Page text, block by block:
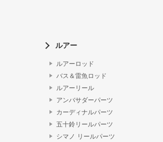
ルアー
ルアーロッド
バス＆雷魚ロッド
ルアーリール
アンバサダーパーツ
カーディナルパーツ
五十鈴リールパーツ
シマノ リールパーツ